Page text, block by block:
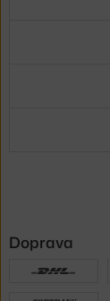
Doprava